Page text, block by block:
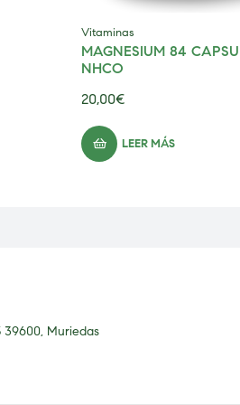
Vitaminas
MAGNESIUM 84
NHCO
20,00€
LEER MÁS
39600, Muriedas